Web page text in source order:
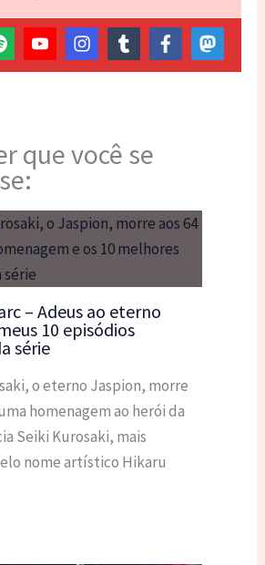
que você se
– Adeus ao eterno
10 episódios
série
o eterno Jaspion, morre
homenagem ao herói da
Seiki Kurosaki, mais
nome artístico Hikaru